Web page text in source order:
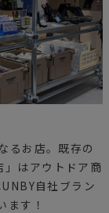
るお店。既存の
はアウトドア商
自社ブラン
ます！